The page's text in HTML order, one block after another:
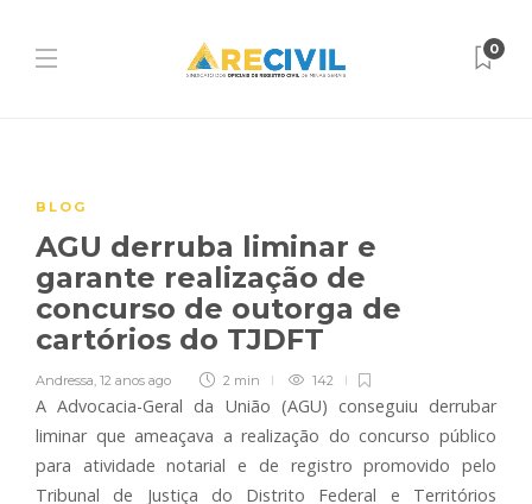
0
BLOG
AGU derruba liminar e
garante realização de
concurso de outorga de
cartórios do TJDFT
Andressa, 12 anos ago 2 min 142
A Advocacia-Geral da União (AGU) conseguiu derrubar
liminar que ameaçava a realização do concurso público
para atividade notarial e de registro promovido pelo
Tribunal de Justiça do Distrito Federal e Territórios